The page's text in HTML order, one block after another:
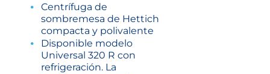
Centrífuga de
sombremesa de Hettich
compacta y polivalente
Disponible modelo
Universal 320 R con
refrigeración. La